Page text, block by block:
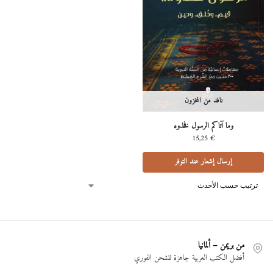
نافد من المخزون
وما آتاكم الرسول فخذوه
15,25€
إرسال إشعار عند التوفر
من بريمن – ألمانيا
أفضل الكتب العربية جاهزة للشحن الفوري